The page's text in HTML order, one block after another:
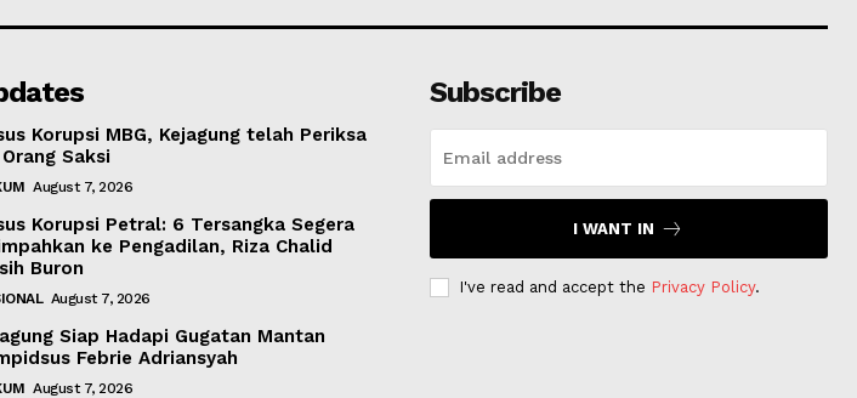
Korupsi MBG, Kejagung telah Periksa
Saksi
August 7, 2026
Korupsi Petral: 6 Tersangka Segera
ke Pengadilan, Riza Chalid
Buron
August 7, 2026
Siap Hadapi Gugatan Mantan
Febrie Adriansyah
August 7, 2026
Subscribe
I WANT IN
I've read and accept the Privacy Policy.